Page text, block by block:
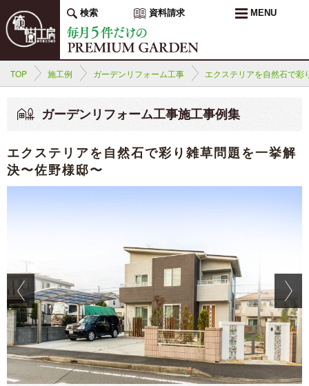
検索 資料請求 MENU
TOP 施工例 ガーデンリフォーム工事 エクステリアを自然石で彩
ガーデンリフォーム工事施工事例集
エクステリアを自然石で彩り雑草問題を一挙解
決〜佐野様邸〜